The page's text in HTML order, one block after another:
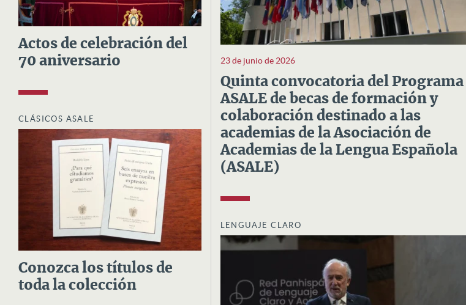
Actos de celebración del
70 aniversario
CLÁSICOS ASALE
Conozca los títulos de
toda la colección
23 de junio de 2026
Quinta convocatoria del Programa
ASALE de becas de formación y
colaboración destinado a las
academias de la Asociación de
Academias de la Lengua Española
(ASALE)
LENGUAJE CLARO